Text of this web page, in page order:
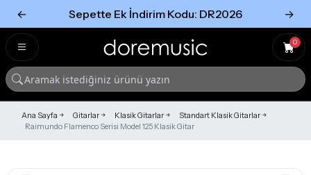
← Sepette Ek İndirim Kodu: DR2026 →
0
Ana Sayfa Gitarlar Klasik Gitarlar
Standart Klasik Gitarlar
Raimundo Flamenco Serisi Model 125 Klasik Gitar
Tümünü Gör
Tümünü gör